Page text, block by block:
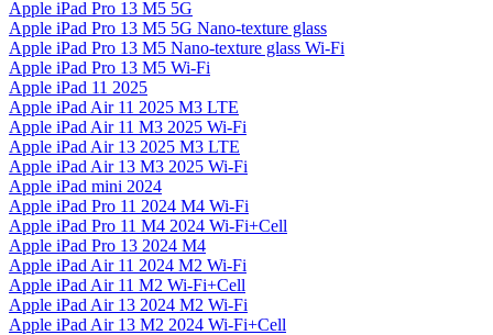
Apple iPad Pro 13 M5 5G
Apple iPad Pro 13 M5 5G Nano-texture glass
Apple iPad Pro 13 M5 Nano-texture glass Wi-Fi
Apple iPad Pro 13 M5 Wi-Fi
Apple iPad 11 2025
Apple iPad Air 11 2025 M3 LTE
Apple iPad Air 11 M3 2025 Wi-Fi
Apple iPad Air 13 2025 M3 LTE
Apple iPad Air 13 M3 2025 Wi-Fi
Apple iPad mini 2024
Apple iPad Pro 11 2024 M4 Wi-Fi
Apple iPad Pro 11 M4 2024 Wi-Fi+Cell
Apple iPad Pro 13 2024 M4
Apple iPad Air 11 2024 M2 Wi-Fi
Apple iPad Air 11 M2 Wi-Fi+Cell
Apple iPad Air 13 2024 M2 Wi-Fi
Apple iPad Air 13 M2 2024 Wi-Fi+Cell